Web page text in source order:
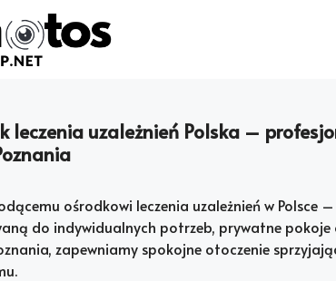
leczenia uzależnień Polska –
ośrodkowi leczenia uzależnień w
do indywidualnych potrzeb, prywatne
zapewniamy spokojne otoczenie